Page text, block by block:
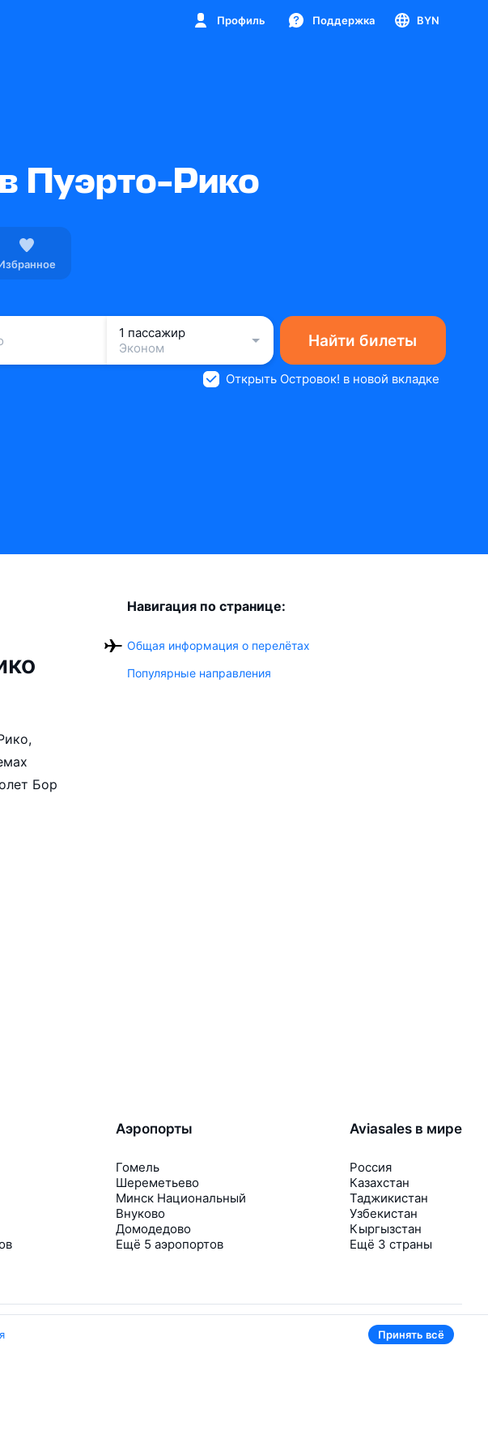
Профиль Поддержка BYN
Пуэрто-Рико
1 пассажир
Эконом
Найти билеты
Открыть Островок! в новой вкладке
Бор
Навигация по странице:
Общая информация о перелётах
Популярные направления
Аэропорты
Гомель
Шереметьево
Минск Национальный
Внуково
Домодедово
Ещё 5 аэропортов
Aviasales в мире
Россия
Казахстан
Таджикистан
Узбекистан
Кыргызстан
Ещё 3 страны
Принять всё